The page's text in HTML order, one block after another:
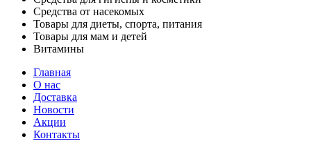
Средства от насекомых
Товары для диеты, спорта, питания
Товары для мам и детей
Витамины
Главная
О нас
Доставка
Новости
Акции
Контакты